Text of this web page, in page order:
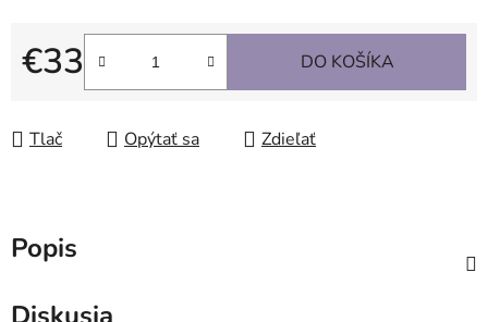
€33
Jednotková cena:
DO KOŠÍKA
Tlač Opýtať sa Zdieľať
Popis